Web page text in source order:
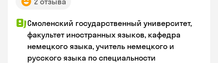
Смоленский государственный университет,
факультет иностранных языков, кафедра
немецкого языка, учитель немецкого и
русского языка по специальности